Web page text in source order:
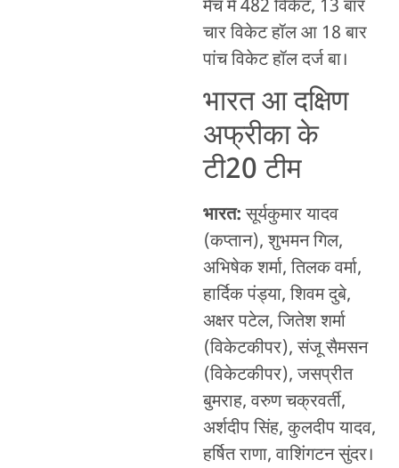
मैच में 482 विकेट, 13 बार
चार विकेट हॉल आ 18 बार
पांच विकेट हॉल दर्ज बा।
भारत आ दक्षिण
अफ्रीका के
टी20 टीम
भारत:सूर्यकुमार यादव
(कप्तान), शुभमन गिल,
अभिषेक शर्मा, तिलक वर्मा,
हार्दिक पंड्या, शिवम दुबे,
अक्षर पटेल, जितेश शर्मा
(विकेटकीपर), संजू सैमसन
(विकेटकीपर), जसप्रीत
बुमराह, वरुण चक्रवर्ती,
अर्शदीप सिंह, कुलदीप यादव,
हर्षित राणा, वाशिंगटन सुंदर।